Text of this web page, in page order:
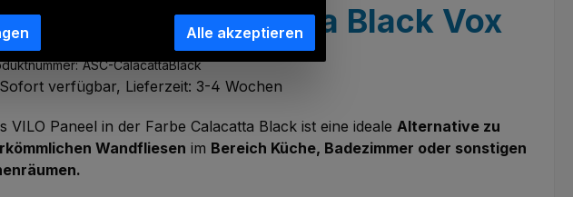
Calacatta Black Vox
ASC-CalacattaBlack
Sofort verfügbar, Lieferzeit: 3-4 Wochen
VILO Paneel in der Farbe Calacatta Black ist eine ideale Alternative zu
Wandfliesen im Bereich Küche, Badezimmer oder sonstigen
Alle akzeptieren